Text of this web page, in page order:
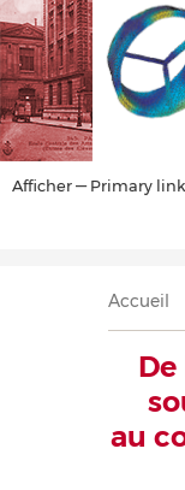
Primary
Afficher — Primary
Fil
Accueil
au